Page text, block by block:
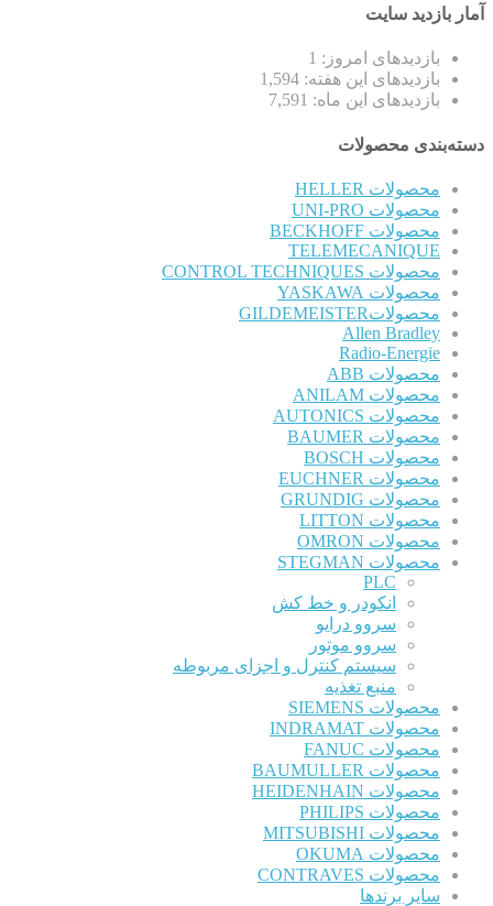
آمار بازدید سایت
بازدیدهای امروز: 1
بازدیدهای این هفته: 1,594
بازدیدهای این ماه: 7,591
دسته‌بندی محصولات
محصولات HELLER
محصولات UNI-PRO
محصولات BECKHOFF
TELEMECANIQUE
محصولات CONTROL TECHNIQUES
محصولات YASKAWA
محصولاتGILDEMEISTER
Allen Bradley
Radio-Energie
محصولات ABB
محصولات ANILAM
محصولات AUTONICS
محصولات BAUMER
محصولات BOSCH
محصولات EUCHNER
محصولات GRUNDIG
محصولات LITTON
محصولات OMRON
محصولات STEGMAN
PLC
انکودر و خط کش
سروو درایو
سروو موتور
سیستم کنترل و اجزای مربوطه
منبع تغذیه
محصولات SIEMENS
محصولات INDRAMAT
محصولات FANUC
محصولات BAUMULLER
محصولات HEIDENHAIN
محصولات PHILIPS
محصولات MITSUBISHI
محصولات OKUMA
محصولات CONTRAVES
سایر برندها